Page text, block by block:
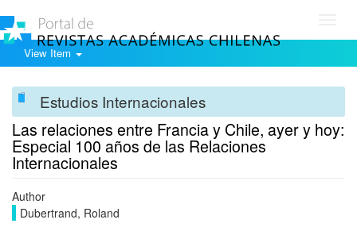
View Item
Estudios Internacionales
Las relaciones entre Francia y Chile, ayer y hoy:
Especial 100 años de las Relaciones
Internacionales
Author
Dubertrand, Roland